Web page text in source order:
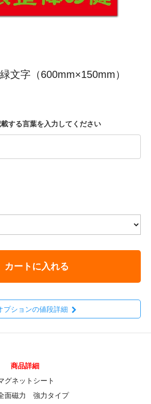
文字（600mm×150mm）
載する言葉を入力してください
カートに入れる
プションの値段詳細
商品詳細
グネットシート
面磁力 強力タイプ